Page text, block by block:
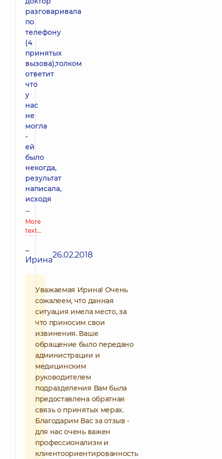
разговаривала
по
телефону
(4
принятых
вызова),толком
ответит
что
у
нас
не
могла
-
ей
было
некогда,
результат
написала,
исходя
...
More
text…
–
Ирина26.02.2018
Уважаемая Ирина! Очень
сожалеем, что данная
ситуация имела место, за
что приносим свои
извинения. Ваше
обращение было передано
администрации и
медицинским
руководителем
подразделения Вам была
предоставлена обратная
связь о принятых мерах.
Благодарим Вас за отзыв -
для нас очень важен
профессионализм и
клиентоориентированность